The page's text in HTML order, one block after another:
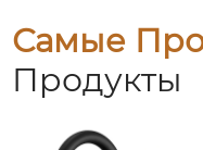
Самые
Продукты